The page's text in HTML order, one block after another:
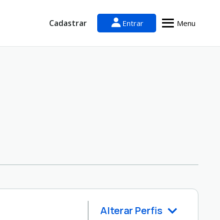
Cadastrar Entrar Menu
Alterar Perfis